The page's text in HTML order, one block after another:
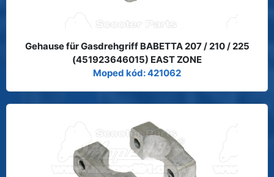
Gehause für Gasdrehgriff BABETTA 207 / 210 / 225
(451923646015) EAST ZONE
Moped kód: 421062